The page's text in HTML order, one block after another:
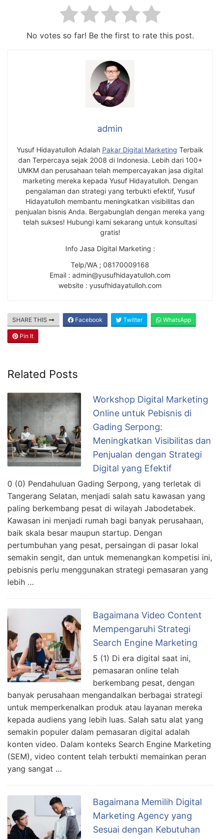
No votes so far! Be the first to rate this post.
admin
Yusuf Hidayatulloh Adalah Pakar Digital Marketing Terbaik
dan Terpercaya sejak 2008 di Indonesia. Lebih dari 100+
UMKM dan perusahaan telah mempercayakan jasa digital
marketing mereka kepada Yusuf Hidayatulloh. Dengan
pengalaman dan strategi yang terbukti efektif, Yusuf
Hidayatulloh membantu meningkatkan visibilitas dan
penjualan bisnis Anda. Bergabunglah dengan mereka yang
telah sukses! Hubungi kami sekarang untuk konsultasi
gratis!
Info Jasa Digital Marketing :
Telp/WA ; 08170009168
Email : admin@yusufhidayatulloh.com
website : yusufhidayatulloh.com
SHARE THIS Facebook Twitter WhatsApp
Pin It
Related Posts
Workshop Digital Marketing
Online untuk Pebisnis di
Gading Serpong:
Meningkatkan Visibilitas dan
Penjualan dengan Strategi
Digital yang Efektif
0 (0) Pendahuluan Gading Serpong, yang terletak di
Tangerang Selatan, menjadi salah satu kawasan yang
paling berkembang pesat di wilayah Jabodetabek.
Kawasan ini menjadi rumah bagi banyak perusahaan,
baik skala besar maupun startup. Dengan
pertumbuhan yang pesat, persaingan di pasar lokal
semakin sengit, dan untuk memenangkan kompetisi ini,
pebisnis perlu menggunakan strategi pemasaran yang
lebih …
Bagaimana Video Content
Mempengaruhi Strategi
Search Engine Marketing
5 (1) Di era digital saat ini,
pemasaran online telah
berkembang pesat, dengan
banyak perusahaan mengandalkan berbagai strategi
untuk memperkenalkan produk atau layanan mereka
kepada audiens yang lebih luas. Salah satu alat yang
semakin populer dalam pemasaran digital adalah
konten video. Dalam konteks Search Engine Marketing
(SEM), video content telah terbukti memainkan peran
yang sangat …
Bagaimana Memilih Digital
Marketing Agency yang
Sesuai dengan Kebutuhan